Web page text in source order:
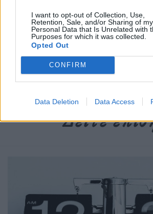
I want to opt-out of Collection, Use,
Retention, Sale, and/or Sharing of my
Personal Data that Is Unrelated with
Purposes for which it was collected.
Opted Out
CONFIRM
Data Deletion Data Access
Newsroom
Ετικέτες :Κέρκυρα,Παραλίες
Δείτε